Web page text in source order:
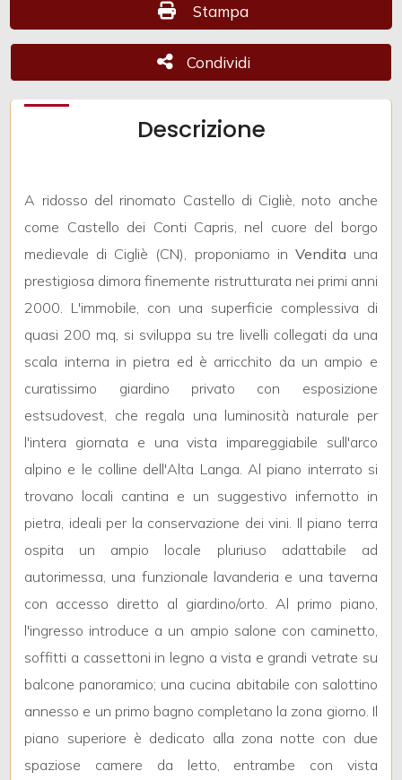
Stampa: Cod. CAM 1060
Stampa
Condividi
Condividi
Descrizione
A ridosso del rinomato Castello di Cigliè, noto anche
come Castello dei Conti Capris, nel cuore del borgo
medievale di Cigliè (CN), proponiamo in Vendita una
prestigiosa dimora finemente ristrutturata nei primi anni
2000. L'immobile, con una superficie complessiva di
quasi 200 mq, si sviluppa su tre livelli collegati da una
scala interna in pietra ed è arricchito da un ampio e
curatissimo giardino privato con esposizione
estsudovest, che regala una luminosità naturale per
l'intera giornata e una vista impareggiabile sull'arco
alpino e le colline dell'Alta Langa. Al piano interrato si
trovano locali cantina e un suggestivo infernotto in
pietra, ideali per la conservazione dei vini. Il piano terra
ospita un ampio locale pluriuso adattabile ad
autorimessa, una funzionale lavanderia e una taverna
con accesso diretto al giardino/orto. Al primo piano,
l'ingresso introduce a un ampio salone con caminetto,
soffitti a cassettoni in legno a vista e grandi vetrate su
balcone panoramico; una cucina abitabile con salottino
annesso e un primo bagno completano la zona giorno. Il
piano superiore è dedicato alla zona notte con due
spaziose camere da letto, entrambe con vista
Totale
Locali
minimi
Qualsiasi
1
2
3
4
5
5+
Bagni
minimi